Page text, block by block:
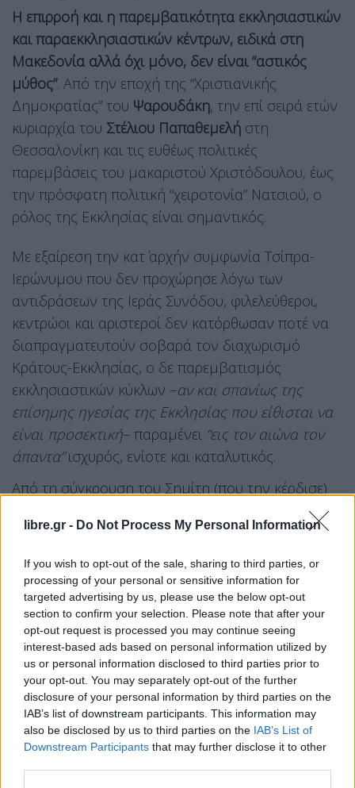
libre.gr - Do Not Process My Personal Information
If you wish to opt-out of the sale, sharing to third parties, or
processing of your personal or sensitive information for
targeted advertising by us, please use the below opt-out
section to confirm your selection. Please note that after your
opt-out request is processed you may continue seeing
interest-based ads based on personal information utilized by
us or personal information disclosed to third parties prior to
your opt-out. You may separately opt-out of the further
disclosure of your personal information by third parties on the
IAB’s list of downstream participants. This information may
also be disclosed by us to third parties on the IAB’s List of
Downstream Participants that may further disclose it to other
Η επιρροή και η παρεμβατικότητα εκκλησιαστικών
και παραεκκλησιαστικών κέντρων, ειδικά στη
Μακεδονία αλλά όχι μόνο, δεν είναι “αστικός
μύθος”. Από την εποχή της “Χριστιανικής
Δημοκρατίας” του Ψαρουδάκη, την επί σειρά ετών
κυριαρχία του Στέλιου Παπαθεμελή στη
Θεσσαλονίκη και τις ευθέως πολιτικές
παρεμβάσεις του μακαριστού Χριστόδουλου, έως
την πρόσφατη πολιτική “χειροτονία” Νατσιού, ο
ρόλος της Εκκλησίας είναι σημαντικός.
Με εξαίρεση την κατ΄ αρχήν συμφωνία Τσίπρα-
Ιερώνυμου που δεν προχώρησε λόγω των
αντιδράσεων της Ιεράς Συνόδου, φιλελεύθεροι,
κεντρώοι και αριστεροί δεν κατόρθωσαν ποτέ να
διαπραγματευτούν σοβαρά τον διαχωρισμό
Κράτους-Εκκλησίας, ο δε παρεμβατισμός
εκκλησιαστικών κύκλων –αν και σπανίως της
επίσημης ηγεσίας της Εκκλησίας που είθισται να
είναι προσεκτική– παραμένει “εις τον αιώνα τον
άπαντα”ισχυρός, ενίοτε και καταλυτικός.
Από τη σύγκρουση του Σημίτη (που την κέρδισε)
ταυτότητες έως τον επιθετικό και επιδραστικό
ρόλο της Εκκλησίας στη Συμφωνία των Πρεσπών
και τις αντιεπιστημονικές θεωρίες αρκετών
ιεραρχών για τα εμβόλια του Covid, κανείς
πρωθυπουργός δεν υποτίμησε την αξία μιας
καλής κουβέντας ή έστω της ανοχής της
ορθόδοξης ηγεσίας. Κι όσοι έπαθαν, έμαθαν…
Σε καθαρά προεκλογικό χρόνο, εν μέσω ακρίβειας
και με τις έρευνες (π.χ ΙΟΒΕ) να δείχνουν ότι επτά
στους δέκα Έλληνες δυσκολεύονται να βγάλουν
τον μήνα, η κυβέρνηση αποφάσισε περίπου να